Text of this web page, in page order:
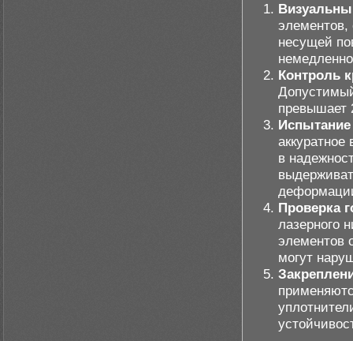
элементов,
несущей
Контроль
превышает
Испытание
в
Проверка
лазерного
элементов
могут